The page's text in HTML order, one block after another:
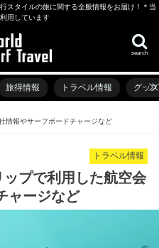
スタイルの旅に関する全般情報をお届け！＊当
用しています
search
旅得情報 トラベル情報 グッ
情報やサーフボードチャージなど
トラベル情報
プで利用した航空会
ャージなど